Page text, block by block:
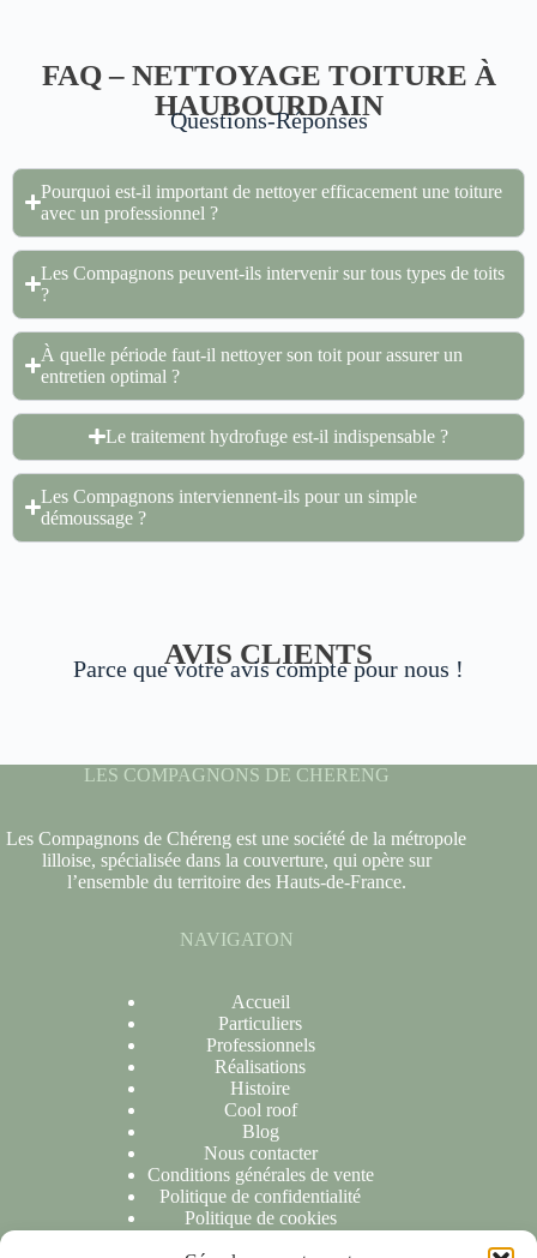
FAQ – NETTOYAGE TOITURE À
HAUBOURDAIN
Questions-Réponses
Pourquoi est-il important de nettoyer efficacement une toiture
avec un professionnel ?
Les Compagnons peuvent-ils intervenir sur tous types de toits
?
À quelle période faut-il nettoyer son toit pour assurer un
entretien optimal ?
Le traitement hydrofuge est-il indispensable ?
Les Compagnons interviennent-ils pour un simple
démoussage ?
AVIS CLIENTS
Parce que votre avis compte pour nous !
LES COMPAGNONS DE CHERENG
Les Compagnons de Chéreng est une société de la métropole
lilloise, spécialisée dans la couverture, qui opère sur
l’ensemble du territoire des Hauts-de-France.
NAVIGATON
Accueil
Particuliers
Professionnels
Réalisations
Histoire
Cool roof
Blog
Nous contacter
Conditions générales de vente
Politique de confidentialité
Politique de cookies